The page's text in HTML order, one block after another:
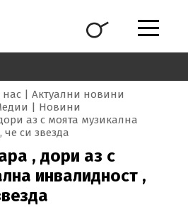
нас
Актуални новини
Новини
аз с моята музикална
си звезда
, дори аз с
инвалидност ,